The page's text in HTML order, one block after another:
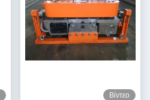
Βίντεο